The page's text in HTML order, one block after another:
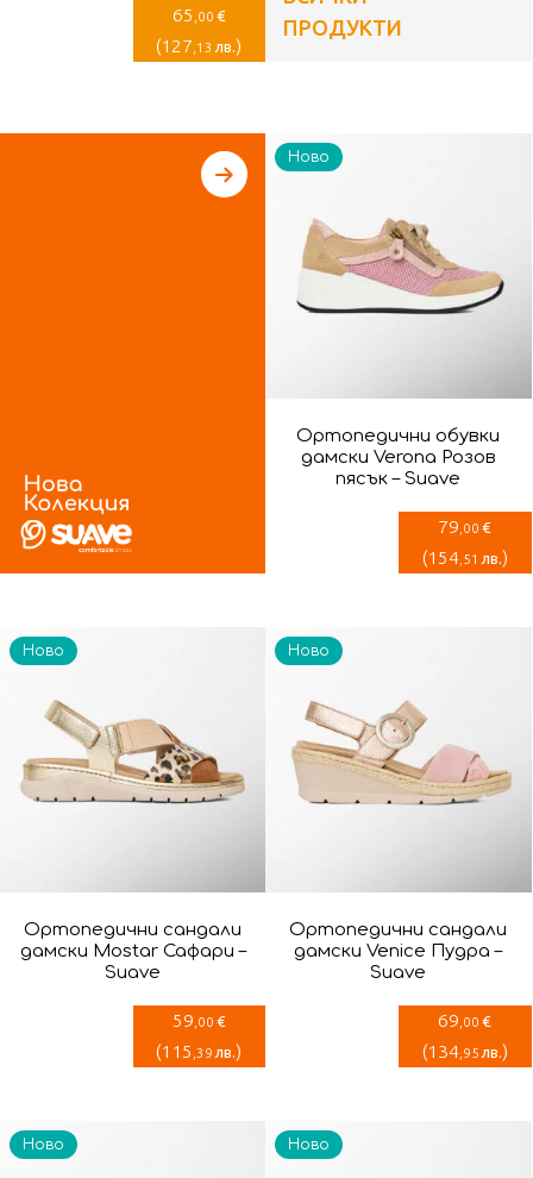
65 ,00 €
(127 ,13 лв.)
ПРОДУКТИ
Ортопедични обувки
дамски Verona Розов
пясък – Suave
79 ,00 €
(154,51 лв.)
Ново
Ортопедични сандали
дамски Mostar Сафари –
Suave
59 ,00 €
(115 ,39 лв.)
Ново
Ортопедични сандали
дамски Venice Пудра –
Suave
69 ,00 €
(134,95 лв.)
Ново
Ново Ново